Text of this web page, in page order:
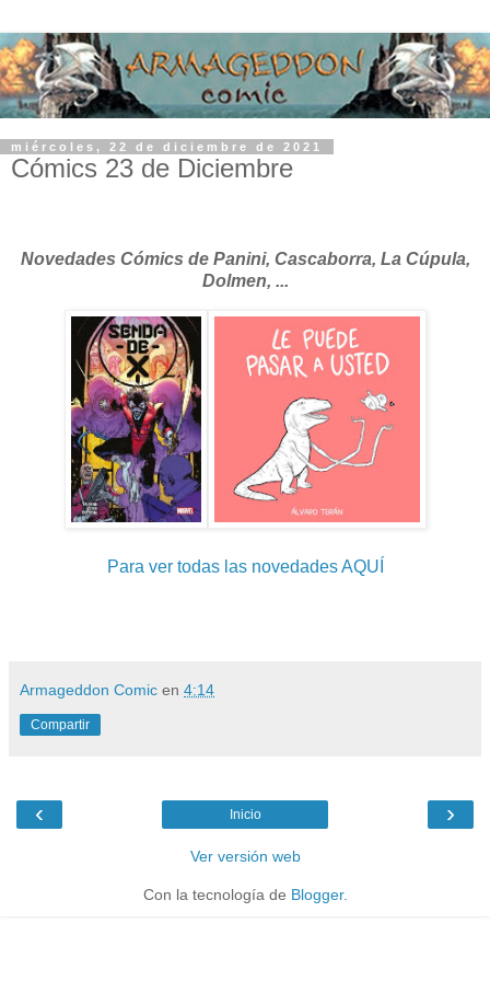
miércoles, 22 de diciembre de 2021
Cómics 23 de Diciembre
Novedades Cómics de Panini, Cascaborra, La Cúpula,
Dolmen, ...
Para ver todas las novedades AQUÍ
Armageddon Comic en 4:14
Compartir
‹ ›
Inicio
Ver versión web
Con la tecnología de Blogger.